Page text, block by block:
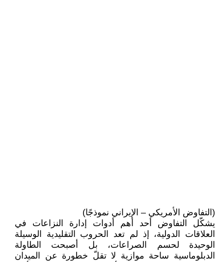
(التفاوض الأمريكي – الإيراني نموذجًا)
يشكّل التفاوض أحد أهم أدوات إدارة النزاعات في
العلاقات الدولية، إذ لم تعد الحروب التقليدية الوسيلة
الوحيدة لحسم الصراعات، بل أصبحت الطاولة
الدبلوماسية ساحة موازية لا تقلّ خطورة عن الميدان